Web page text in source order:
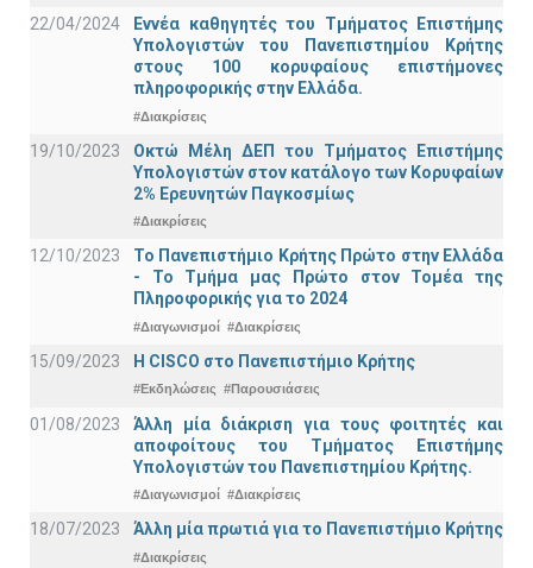
22/04/2024
Εννέα καθηγητές του Τμήματος Επιστήμης
Υπολογιστών του Πανεπιστημίου Κρήτης
στους 100 κορυφαίους επιστήμονες
πληροφορικής στην Ελλάδα.
#Διακρίσεις
19/10/2023
Οκτώ Μέλη ΔΕΠ του Τμήματος Επιστήμης
Υπολογιστών στον κατάλογο των Κορυφαίων
2% Ερευνητών Παγκοσμίως
#Διακρίσεις
12/10/2023
Το Πανεπιστήμιο Κρήτης Πρώτο στην Ελλάδα
- Το Τμήμα μας Πρώτο στον Τομέα της
Πληροφορικής για το 2024
#Διαγωνισμοί #Διακρίσεις
15/09/2023 Η CISCO στο Πανεπιστήμιο Κρήτης
#Εκδηλώσεις #Παρουσιάσεις
01/08/2023
Άλλη μία διάκριση για τους φοιτητές και
αποφοίτους του Τμήματος Επιστήμης
Υπολογιστών του Πανεπιστημίου Κρήτης.
#Διαγωνισμοί #Διακρίσεις
18/07/2023 Άλλη μία πρωτιά για το Πανεπιστήμιο Κρήτης
#Διακρίσεις